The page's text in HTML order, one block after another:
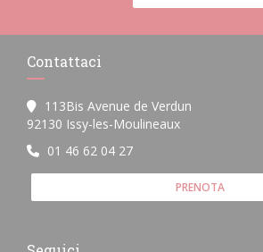
Contattaci
113Bis Avenue de Verdun
92130 Issy-les-Moulineaux((apre una
01 46 62 04 27
PRENOTA